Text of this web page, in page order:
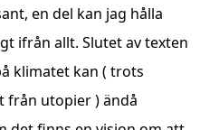
en del kan jag hålla
ifrån allt. Slutet av texten
klimatet kan ( trots
från utopier ) ändå